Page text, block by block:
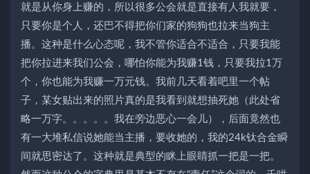
就是从你身上赚的，所以很多公会就是直接有人我就要，
只要你是个人，还巴不得把你们家的狗狗也拉来当狗主
播。这种是什么心态呢，我不管你适合不适合，只要我能
把你拉进来我们公会，哪怕你能为我赚1钱，只要我拉1万
个，你也能为我赚一万元钱。我前几天看着吧里一个帖
子，某女贴出来的照片真的是我看到就想抽死她（此处省
略一万字。。。。。我在旁边恶心一会儿），后面竟然也
有一大堆私信说她能当主播，要收她的，我的24k钛合金瞬
间就思密达了。这种就是典型的眯上眼睛抓一把是一把。